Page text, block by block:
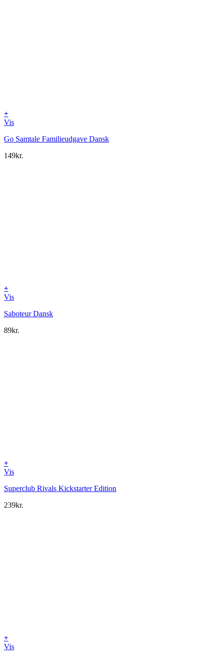
+
Vis
Go Samtale Familieudgave Dansk
149kr.
+
Vis
Saboteur Dansk
89kr.
+
Vis
Superclub Rivals Kickstarter Edition
239kr.
+
Vis